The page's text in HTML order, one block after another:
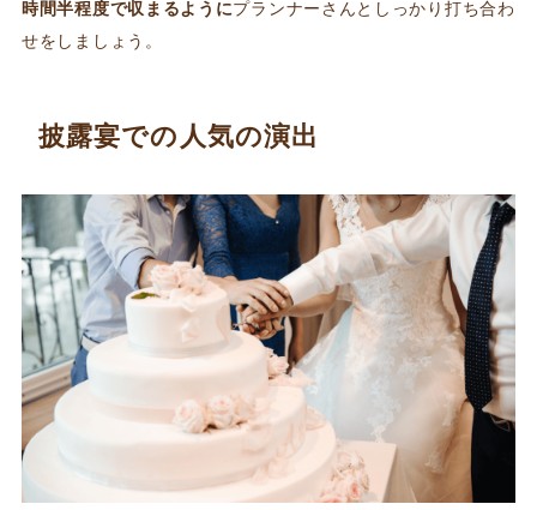
時間半程度で収まるようにプランナーさんとしっかり打ち合わ
せをしましょう。
披露宴での人気の演出